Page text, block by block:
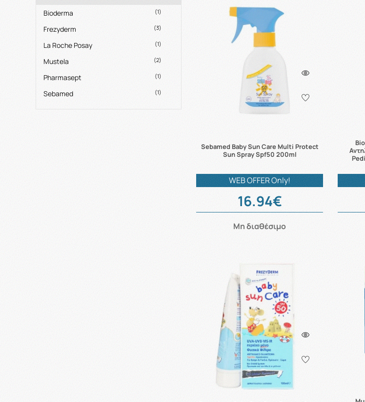
Bioderma (1)
Frezyderm (3)
La Roche Posay (1)
Mustela (2)
Pharmasept (1)
Sebamed (1)
Sebamed Baby Sun Care Multi Protect
Sun Spray Spf50 200ml
WEB OFFER Only!
16.94€
Μη διαθέσιμο